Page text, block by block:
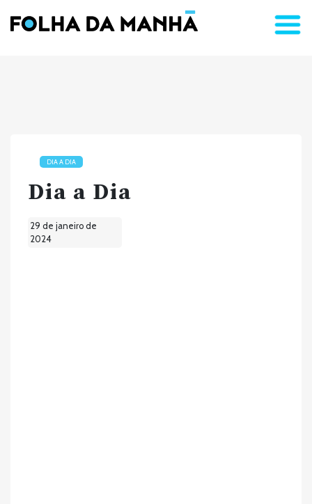
DIA A DIA
Dia a Dia
29 de janeiro de
2024